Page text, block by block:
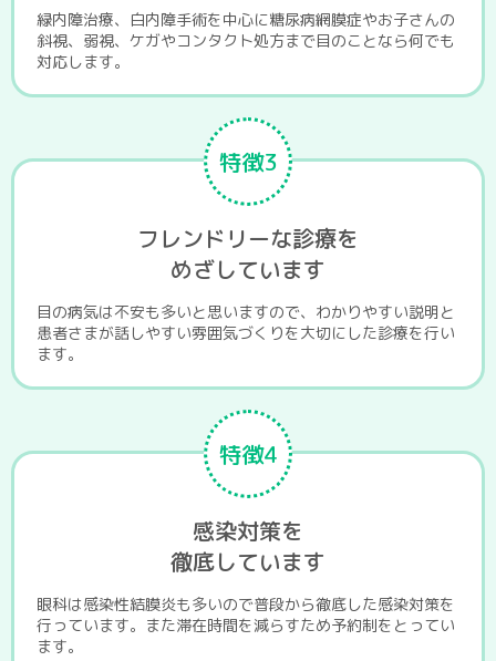
緑内障治療、白内障手術を中心に糖尿病網膜症やお子さんの
斜視、弱視、ケガやコンタクト処方まで目のことなら何でも
対応します。
特徴3
フレンドリーな診療を
めざしています
目の病気は不安も多いと思いますので、わかりやすい説明と
患者さまが話しやすい雰囲気づくりを大切にした診療を行い
ます。
特徴4
感染対策を
徹底しています
眼科は感染性結膜炎も多いので普段から徹底した感染対策を
行っています。また滞在時間を減らすため予約制をとってい
ます。